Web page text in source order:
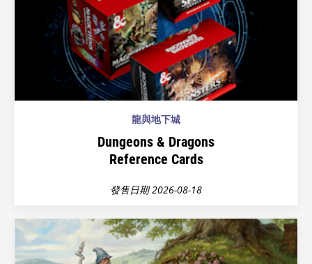
龍與地下城
Dungeons & Dragons
Reference Cards
發售日期 2026-08-18